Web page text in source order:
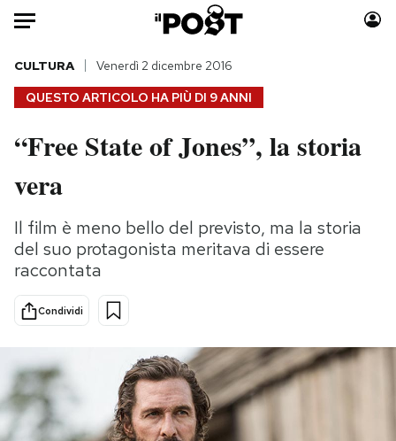
Auto
HOME
Italia
Politica
Tecnologia
Internet
Scienza
Cultura
Economia
Moda
Storie/Idee
Ok Boomer!
Mondiali calcio 2026
PODCAST
QUESTO ARTICOLO HA PIÙ DI 9 ANNI
CULTURA Venerdì 2 dicembre 2016
“Free State of Jones”, la storia
vera
Il film è meno bello del previsto, ma la storia
del suo protagonista meritava di essere
raccontata
Condividi